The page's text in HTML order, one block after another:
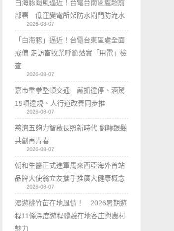
白海豚颱風逼近！台電台南區處超前
部署 低窪變電所架防水閘門防淹水
2026-08-07
「白海豚」逼近！台電台東區處全面
戒備 走訪畜牧業呼籲落實「用電」檢
查
2026-08-07
嘉市重拳整頓交通 嚴抓違停、酒駕
15項違規、人行道改善同步推
2026-08-07
慈濟五夠力智啟長照新時代 翻轉銀髮
共創再青春
2026-08-07
朝和生醫正式進軍馬來西亞海外首站
品牌大使翁立友攜手推廣大健康概念
2026-08-07
漫遊桃竹苗在地風情！ 2026暑期遊
程11條深度遊程體驗在地客庄與農村
魅力